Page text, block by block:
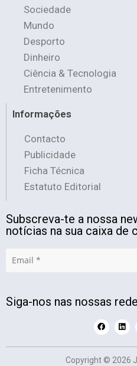
Sociedade
Mundo
Desporto
Dinheiro
Ciência & Tecnologia
Entretenimento
Informações
Contacto
Publicidade
Ficha Técnica
Estatuto Editorial
Subscreva-te a nossa
notícias na sua caixa de
Siga-nos nas nossas
Copyright © 2026